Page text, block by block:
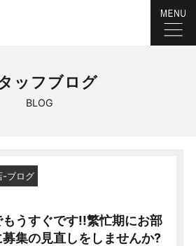
BLOG
ッフブログ
-ブログ
うすぐです!!繁忙期にお部
集の見直しをしませんか?